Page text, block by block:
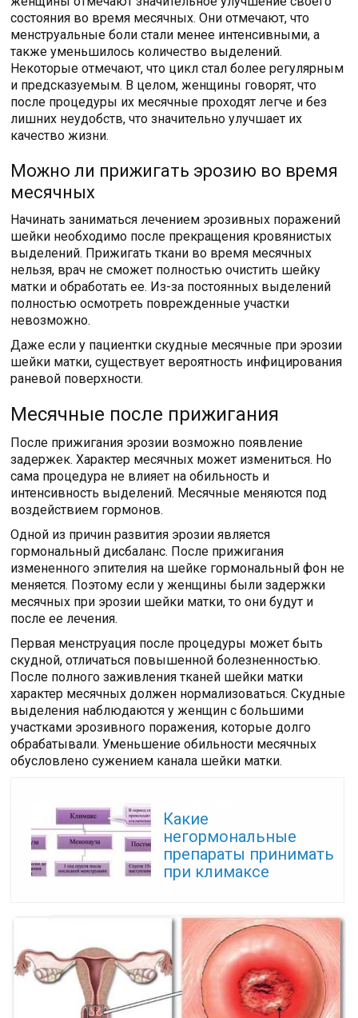
состояния во время месячных. Они отмечают, что
менструальные боли стали менее интенсивными, а
также уменьшилось количество выделений.
Некоторые отмечают, что цикл стал более регулярным
и предсказуемым. В целом, женщины говорят, что
после процедуры их месячные проходят легче и без
лишних неудобств, что значительно улучшает их
качество жизни.
Можно ли прижигать эрозию во время
месячных
Начинать заниматься лечением эрозивных поражений
шейки необходимо после прекращения кровянистых
выделений. Прижигать ткани во время месячных
нельзя, врач не сможет полностью очистить шейку
матки и обработать ее. Из-за постоянных выделений
полностью осмотреть поврежденные участки
невозможно.
Даже если у пациентки скудные месячные при эрозии
шейки матки, существует вероятность инфицирования
раневой поверхности.
Месячные после прижигания
После прижигания эрозии возможно появление
задержек. Характер месячных может измениться. Но
сама процедура не влияет на обильность и
интенсивность выделений. Месячные меняются под
воздействием гормонов.
Одной из причин развития эрозии является
гормональный дисбаланс. После прижигания
измененного эпителия на шейке гормональный фон не
меняется. Поэтому если у женщины были задержки
месячных при эрозии шейки матки, то они будут и
после ее лечения.
Первая менструация после процедуры может быть
скудной, отличаться повышенной болезненностью.
После полного заживления тканей шейки матки
характер месячных должен нормализоваться. Скудные
выделения наблюдаются у женщин с большими
участками эрозивного поражения, которые долго
обрабатывали. Уменьшение обильности месячных
обусловлено сужением канала шейки матки.
Какие
негормональные
препараты принимать
при климаксе